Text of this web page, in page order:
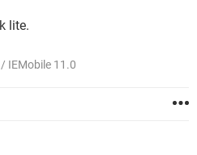
GMAIL
GMAIL
lite.
IEMobile 11.0